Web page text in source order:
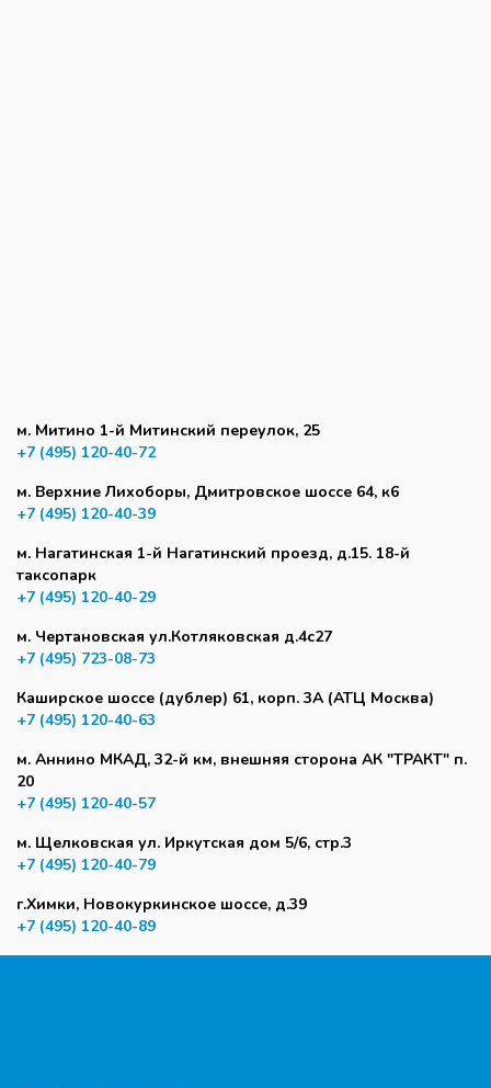
м. Митино 1-й Митинский переулок, 25
+7 (495) 120-40-72
м. Верхние Лихоборы, Дмитровское шоссе 64, к6
+7 (495) 120-40-39
м. Нагатинская 1-й Нагатинский проезд, д.15. 18-й
таксопарк
+7 (495) 120-40-29
м. Чертановская ул.Котляковская д.4с27
+7 (495) 723-08-73
Каширское шоссе (дублер) 61, корп. 3А (АТЦ Москва)
+7 (495) 120-40-63
м. Аннино МКАД, 32-й км, внешняя сторона АК "ТРАКТ" п.
20
+7 (495) 120-40-57
м. Щелковская ул. Иркутская дом 5/6, стр.3
+7 (495) 120-40-79
г.Химки, Новокуркинское шоссе, д.39
+7 (495) 120-40-89